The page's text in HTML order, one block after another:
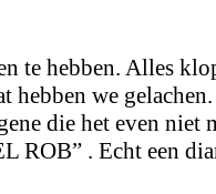
te hebben. Alles
hebben we
die het even
ROB” . Echt een